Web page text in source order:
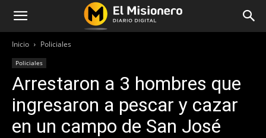
Inicio Policiales
Policiales
Arrestaron a 3 hombres que
ingresaron a pescar y cazar
en un campo de San José